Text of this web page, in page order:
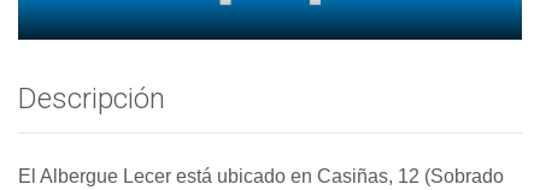
Descripción
El Albergue Lecer está ubicado en Casiñas, 12 (Sobrado